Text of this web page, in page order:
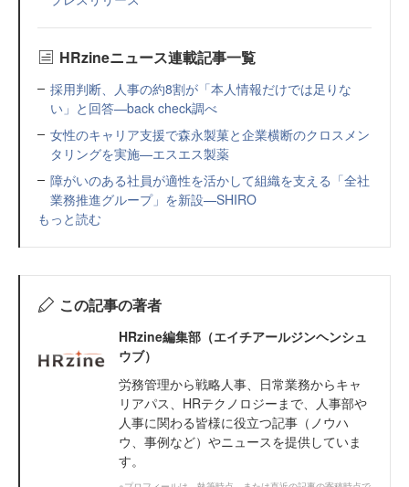
HRzineニュース連載記事一覧
採用判断、人事の約8割が「本人情報だけでは足りな
い」と回答—back check調べ
女性のキャリア支援で森永製菓と企業横断のクロスメン
タリングを実施—エスエス製薬
障がいのある社員が適性を活かして組織を支える「全社
業務推進グループ」を新設—SHIRO
もっと読む
この記事の著者
HRzine編集部（エイチアールジンヘンシュ
ウブ）
労務管理から戦略人事、日常業務からキャ
リアパス、HRテクノロジーまで、人事部や
人事に関わる皆様に役立つ記事（ノウハ
ウ、事例など）やニュースを提供していま
す。